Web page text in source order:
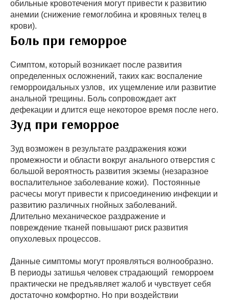
обильные кровотечения могут привести к развитию
анемии (снижение гемоглобина и кровяных телец в
крови).
Боль при геморрое
Симптом, который возникает после развития
определенных осложнений, таких как: воспаление
геморроидальных узлов, их ущемление или развитие
анальной трещины. Боль сопровождает акт
дефекации и длится еще некоторое время после него.
Зуд при геморрое
Зуд возможен в результате раздражения кожи
промежности и области вокруг анального отверстия с
большой вероятность развития экземы (незаразное
воспалительное заболевание кожи). Постоянные
расчесы могут привести к присоединению инфекции и
развитию различных гнойных заболеваний.
Длительно механическое раздражение и
повреждение тканей повышают риск развития
опухолевых процессов.
Данные симптомы могут проявляться волнообразно.
В периоды затишья человек страдающий геморроем
практически не предъявляет жалоб и чувствует себя
достаточно комфортно. Но при воздействии